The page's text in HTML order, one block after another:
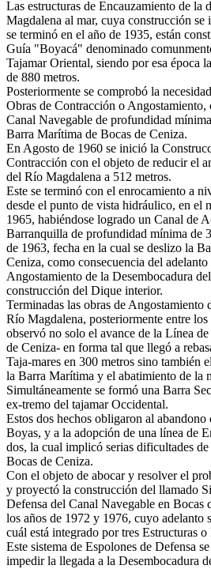
Las estructuras de Encauzamiento de la
Magdalena al mar, cuya construcción
se terminó en el año de 1935, están
Guía "Boyacá" denominado
Tajamar Oriental, siendo por esa época
de 880 metros.
Posteriormente se comprobó la
Obras de Contracción o
Canal Navegable de profundidad
Barra Marítima de Bocas de Ceniza.
En Agosto de 1960 se inició la
Contracción con el objeto de reducir el
del Río Magdalena a 512 metros.
Este se terminó con el enrocamiento a
desde el punto de vista hidráulico, en el
1965, habiéndose logrado un Canal de
Barranquilla de profundidad mínima de
de 1963, fecha en la cual se deslizo la
Ceniza, como consecuencia del
Angostamiento de la Desembocadura
construcción del Dique interior.
Terminadas las obras de Angostamiento
Río Magdalena, posteriormente entre
observó no solo el avance de la Línea
de Ceniza- en forma tal que llegó a
Taja-mares en 300 metros sino también
la Barra Marítima y el abatimiento de la
Simultáneamente se formó una Barra
ex-tremo del tajamar Occidental.
Estos dos hechos obligaron al abandono
Boyas, y a la adopción de una línea de
dos, la cual implicó serias dificultades
Bocas de Ceniza.
Con el objeto de abocar y resolver el
y proyectó la construcción del llamado
Defensa del Canal Navegable en Bocas
los años de 1972 y 1976, cuyo adelanto
cuál está integrado por tres Estructuras o
Este sistema de Espolones de Defensa
impedir la llegada a la Desembocadura